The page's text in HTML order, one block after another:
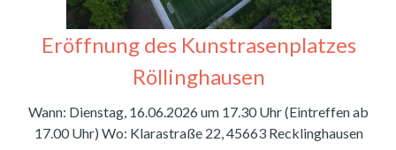
Eröffnung des Kunstrasenplatzes
Röllinghausen
Wann: Dienstag, 16.06.2026 um 17.30 Uhr (Eintreffen ab
17.00 Uhr) Wo: Klarastraße 22, 45663 Recklinghausen